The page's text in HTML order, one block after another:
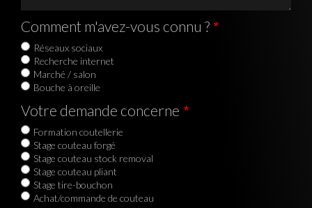
Comment m'avez-vous connu ?
Réseaux sociaux
Recherche internet
Marché / salon
Bouche à oreille
Votre demande concerne
Formation coutellerie
Stage couteau forgé
Stage couteau stock removal
Stage couteau pliant
Stage tire-bouchon
Achat/commande de couteau